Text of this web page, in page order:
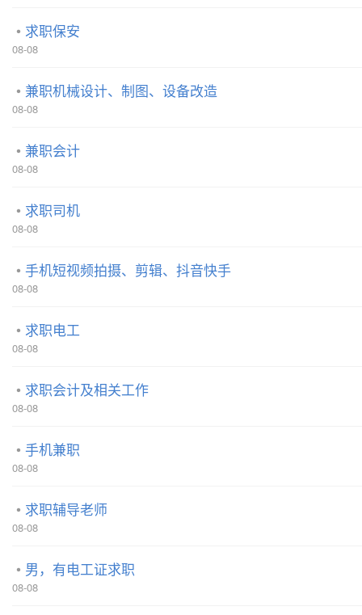
求职保安
08-08
兼职机械设计、制图、设备改造
08-08
兼职会计
08-08
求职司机
08-08
手机短视频拍摄、剪辑、抖音快手
08-08
求职电工
08-08
求职会计及相关工作
08-08
手机兼职
08-08
求职辅导老师
08-08
男，有电工证求职
08-08